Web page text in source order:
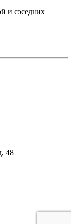
и соседних
48